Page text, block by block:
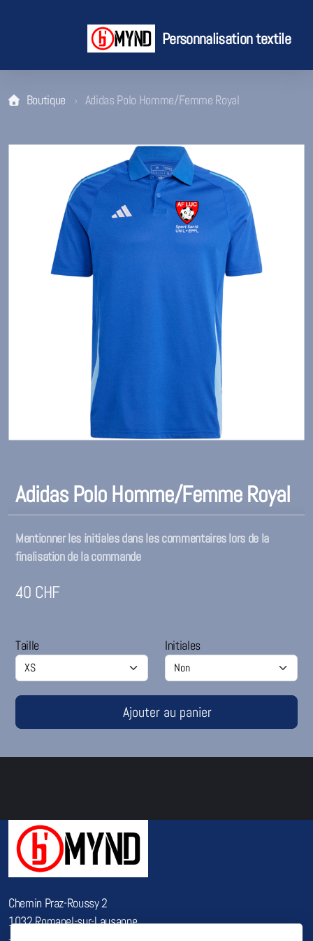
Personnalisation textile
Boutique Adidas Polo Homme/Femme Royal
Adidas Polo Homme/Femme Royal
Mentionner les initiales dans les commentaires lors de la
finalisation de la commande
40 CHF
Taille Initiales
Ajouter au panier
Chemin Praz-Roussy 2
1032 Romanel-sur-Lausanne